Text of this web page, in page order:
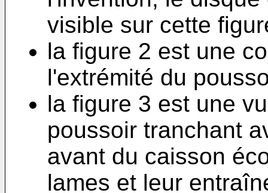
visible sur cette
la figure 2 est une
l'extrémité du
la figure 3 est une
poussoir tranchant
avant du caisson
lames et leur